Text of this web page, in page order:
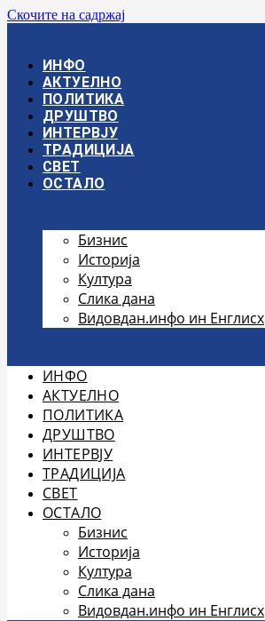
Скочите на садржај
ИНФО
АКТУЕЛНО
ПОЛИТИКА
ДРУШТВО
ИНТЕРВЈУ
ТРАДИЦИЈА
СВЕТ
ОСТАЛО
Бизнис
Историја
Култура
Слика дана
Видовдан.инфо ин Енглисх
ИНФО
АКТУЕЛНО
ПОЛИТИКА
ДРУШТВО
ИНТЕРВЈУ
ТРАДИЦИЈА
СВЕТ
ОСТАЛО
Бизнис
Историја
Култура
Слика дана
Видовдан.инфо ин Енглисх